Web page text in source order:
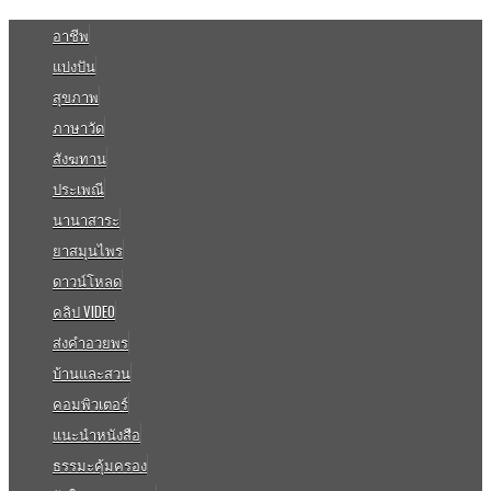
อาชีพ
แบ่งปัน
สุขภาพ
ภาษาวัด
สังฆทาน
ประเพณี
นานาสาระ
ยาสมุนไพร
ดาวน์โหลด
คลิป VIDEO
ส่งคำอวยพร
บ้านและสวน
คอมพิวเตอร์
แนะนำหนังสือ
ธรรมะคุ้มครอง